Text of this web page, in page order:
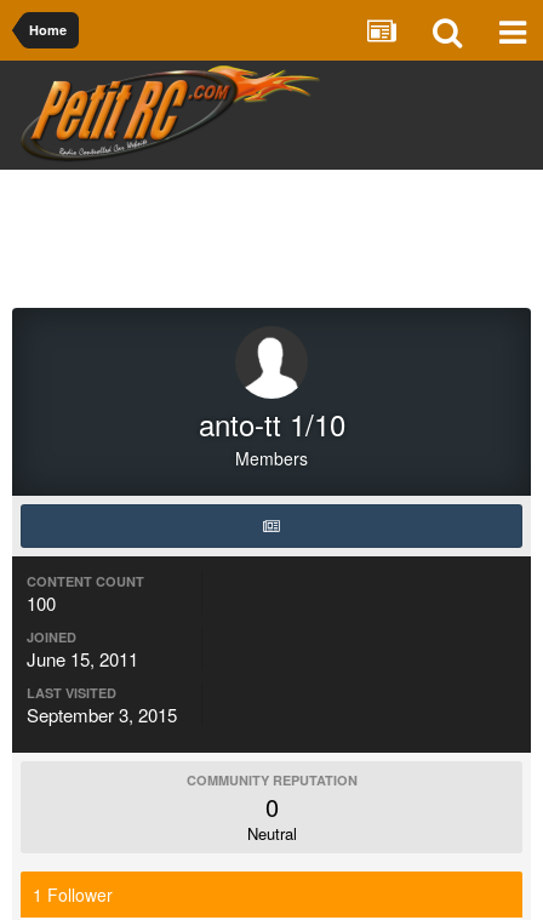
Home
anto-tt 1/10
Members
CONTENT COUNT
100
JOINED
June 15, 2011
LAST VISITED
September 3, 2015
COMMUNITY REPUTATION
0
Neutral
1 Follower